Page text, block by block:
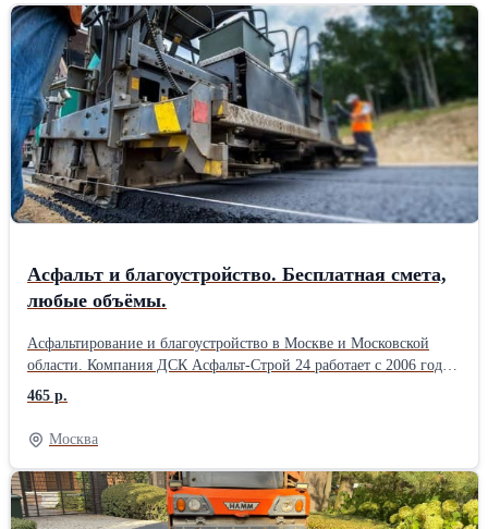
покрытия: трехслойный армированный ПВХ-тент (внутренний
слой 650, наружный слой 900 гр/кв. м) утеплитель синтепон ( от
50 до 200 мм) Сферы применения: 1) Склад, логистический
центр 2) Цех, производственные помещения 3) РММ (ремонтно-
механические мастерские) 4) Стоянка для спецтехники 5)
Майнинг отели Преимущества работы с нами: 1) Комплексный
подход «под ключ» от проектировки до ввода объекта
в эксплуатацию 2) Работаем в северных и труднодоступных
районах России 3) Осуществляем строительно-монтажные
работы 4) Гарантия на сооружения до 3 летПроизводитель:
Асфальт и благоустройство. Бесплатная смета,
любые объёмы.
Асфальтирование и благоустройство в Москве и Московской
области. Компания ДСК Асфальт-Строй 24 работает с 2006 года.
За это время выполнили сотни объектов: дороги, парковки,
дворы, дачные участки, тротуары и площадки. Делаем полный
цикл работ: укладку асфальта, ямочный ремонт, укладку
асфальтовой крошки, установку бордюров, тротуарной плитки,
подготовку основания и благоустройство территории. Выезд
специалиста и составление сметы — бесплатно. Есть
собственный парк техники, поэтому не зависим от аренды и
465 р.
Москва